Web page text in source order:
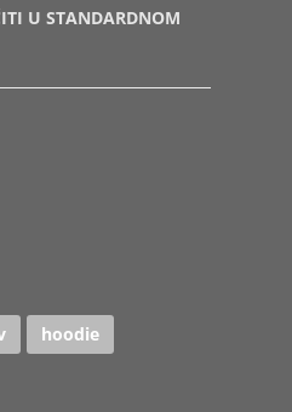
U STANDARDNOM
hoodie